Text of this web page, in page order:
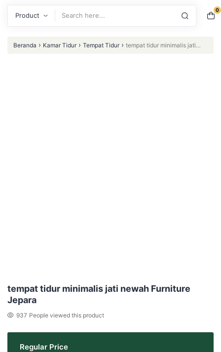
0
Beranda › Kamar Tidur › Tempat Tidur › tempat tidur minimalis jati
tempat tidur minimalis jati newah Furniture
Jepara
937 People viewed this product
Regular Price